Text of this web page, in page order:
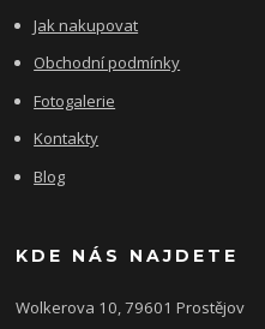
Jak nakupovat
Obchodní podmínky
Fotogalerie
Kontakty
Blog
KDE NÁS NAJDETE
Wolkerova 10, 79601 Prostějov